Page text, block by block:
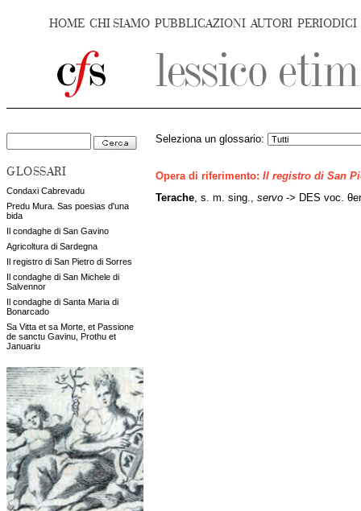
HOME CHI SIAMO PUBBLICAZIONI AUTORI PERIODICI
GLOSSARI
Condaxi Cabrevadu
Predu Mura. Sas poesias d'una
bida
Il condaghe di San Gavino
Agricoltura di Sardegna
Il registro di San Pietro di Sorres
Il condaghe di San Michele di
Salvennor
Il condaghe di Santa Maria di
Bonarcado
Sa Vitta et sa Morte, et Passione
de sanctu Gavinu, Prothu et
Januariu
Seleziona un glossario:
Opera di riferimento: Il registro di San
Terache , s. m. sing., servo -> DES voc.